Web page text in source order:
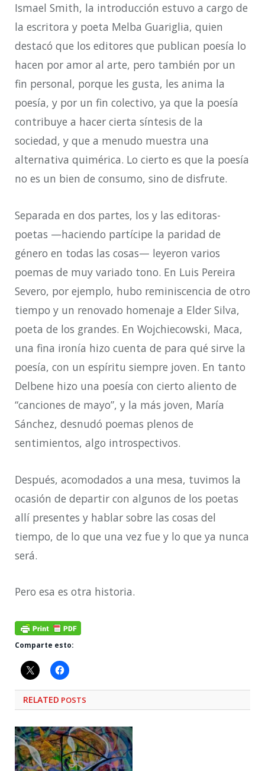
Ismael Smith, la introducción estuvo a cargo de
la escritora y poeta Melba Guariglia, quien
destacó que los editores que publican poesía lo
hacen por amor al arte, pero también por un
fin personal, porque les gusta, les anima la
poesía, y por un fin colectivo, ya que la poesía
contribuye a hacer cierta síntesis de la
sociedad, y que a menudo muestra una
alternativa quimérica. Lo cierto es que la poesía
no es un bien de consumo, sino de disfrute.
Separada en dos partes, los y las editoras-
poetas —haciendo partícipe la paridad de
género en todas las cosas— leyeron varios
poemas de muy variado tono. En Luis Pereira
Severo, por ejemplo, hubo reminiscencia de otro
tiempo y un renovado homenaje a Elder Silva,
poeta de los grandes. En Wojchiecowski, Maca,
una fina ironía hizo cuenta de para qué sirve la
poesía, con un espíritu siempre joven. En tanto
Delbene hizo una poesía con cierto aliento de
“canciones de mayo”, y la más joven, María
Sánchez, desnudó poemas plenos de
sentimientos, algo introspectivos.
Después, acomodados a una mesa, tuvimos la
ocasión de departir con algunos de los poetas
allí presentes y hablar sobre las cosas del
tiempo, de lo que una vez fue y lo que ya nunca
será.
Pero esa es otra historia.
Comparte esto:
RELATED POSTS